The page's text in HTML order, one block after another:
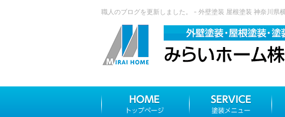
職人のブログを更新しました。 - 外壁塗装 屋根塗装 神奈川県